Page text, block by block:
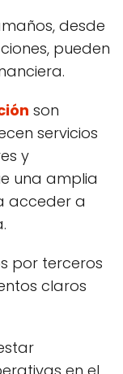
desde
pueden
son
servicios
y
una amplia
acceder a
por terceros
claros